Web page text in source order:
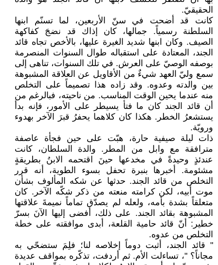
الحقيقيّ.
كانت قد أضحت في سنّ الأربعين، لما تسنّم ابنها
السلطنة رسمياً. جمالها، كان إذاك قد نضجَ كفاكهة
الصيف. وكان ابنها شديد الغيرة عليها، بالأخص تجاه قائد
الجند، المعتادة على استقباله طوال السنوات المنصرمة
بوصفه الوصيّ على العرش. في تلك السنوات، تناهى إلى
سمع وليّ العهد شيءٌ من الأقاويل عن العلاقة المشبوهة
بين والدته وعدوه. وقد زاده هذا تصميماً على التخلص
منه عندما يحين الوقت المناسب. من ناحيته، فبالرغم من
أن قائد الجند كان ما فتأ يسيطر على الأمور، فإنه بدأ
يستشعرُ الخطر. هكذا كان كلاهما يحفرُ قبرَ الآخر بهدوء
ورويّة.
ذات ليلة صيفية حارة، هبّت على حين فجأة عاصفة
مترافقة مع وابل من المطر. والدة السلطان، كانت
عندئذٍ وحيدةً في مخدعها حينَ اقتحمه الابنُ بطريقةٍ
مشئومة. أخبرها بنبرة تحفل بسوء الطوية، أنه قرر
التخلص من قائد الجند. حدثها عن شكه المألوف بشأن
موت أبيه، لكن كرامته منعته من ذكر شكّه الآخر. كان
متعلقاً بشدة بأمه، ولعله لم يصدّق تماماً نميمةَ علاقتها
المشبوهة بقائد الجند. على ذلك، أفضى إليها الآنَ بسرّ
خطير: أنّ قائد حامية القلعة، أبدى موافقته على خطة
التخلص من عدوه.
" قائد الجند، أثبت دوماً إخلاصه لنا؛ فلِمَ ستضحّي به
مجاناً؟ "، تساءلت الأم. ثم أردفت، تذكّره بمواقف عديدة